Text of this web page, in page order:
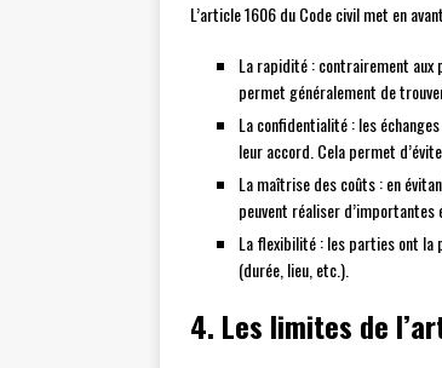
L’article 1606 du Code civil met en
La rapidité : contrairement aux
permet généralement de
La confidentialité : les
leur accord. Cela permet
La maîtrise des coûts : en
peuvent réaliser d’importantes
La flexibilité : les parties ont la
(durée, lieu, etc.).
4. Les limites de